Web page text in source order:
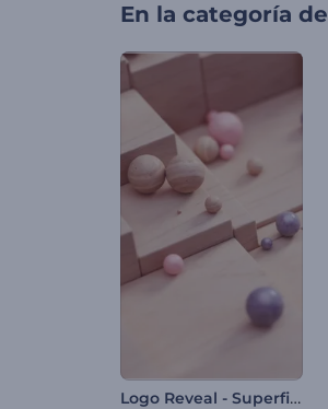
En la categoría de
Logo Reveal - Superficie en Mosaico